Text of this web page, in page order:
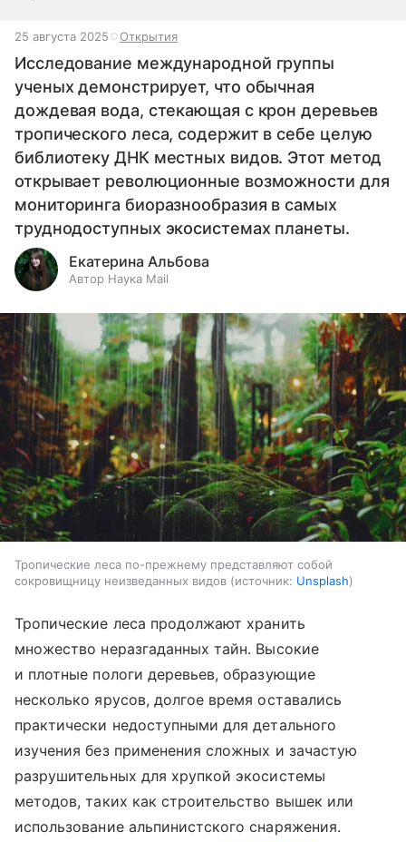
25 августа 2025 Открытия
Исследование международной группы
ученых демонстрирует, что обычная
дождевая вода, стекающая с крон деревьев
тропического леса, содержит в себе целую
библиотеку ДНК местных видов. Этот метод
открывает революционные возможности для
мониторинга биоразнообразия в самых
труднодоступных экосистемах планеты.
Екатерина Альбова
Автор Наука Mail
Тропические леса по-прежнему представляют собой
сокровищницу неизведанных видов
источник: Unsplash
Тропические леса продолжают хранить
множество неразгаданных тайн. Высокие
и плотные пологи деревьев, образующие
несколько ярусов, долгое время оставались
практически недоступными для детального
изучения без применения сложных и зачастую
разрушительных для хрупкой экосистемы
методов, таких как строительство вышек или
использование альпинистского снаряжения.